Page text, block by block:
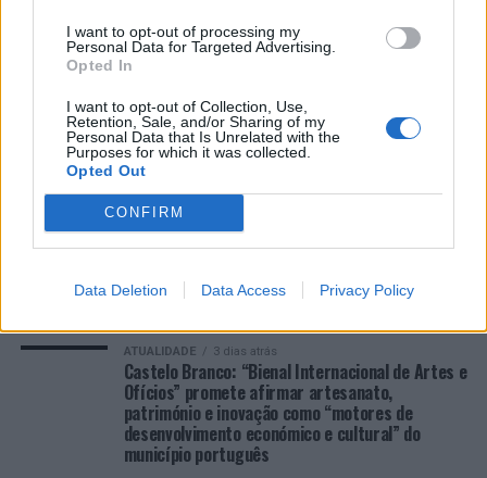
I want to opt-out of processing my
Personal Data for Targeted Advertising.
Opted In
I want to opt-out of Collection, Use,
Retention, Sale, and/or Sharing of my
Personal Data that Is Unrelated with the
Purposes for which it was collected.
Opted Out
CONFIRM
Data Deletion Data Access Privacy Policy
COMENTÁRIOS RECENTES
ÚLTIMAS DESTAQUE VIDEOS
ATUALIDADE 2 dias atrás
Cultura digital pode “comprometer” a
criatividade antes de “provocar” mudanças
genéticas, diz neurocientista
“Millennium Estoril Open 2026” regressou ao
circuito ATP com vitória do francês Luca Van
ATUALIDADE 3 dias atrás
Castelo Branco: “Bienal Internacional de Artes e
Ofícios” promete afirmar artesanato,
património e inovação como “motores de
desenvolvimento económico e cultural” do
município português